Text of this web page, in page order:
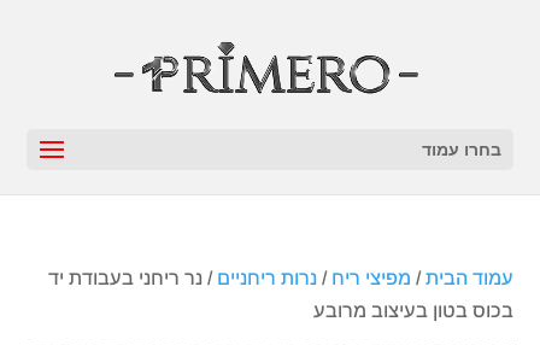
בחרו עמוד
עמוד הבית/ מפיצי ריח /נרות ריחניים / נר ריחני בעבודת יד
בכוס בטון בעיצוב מרובע